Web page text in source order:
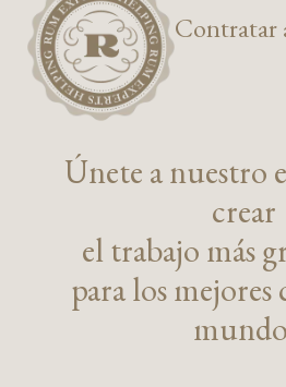
Contratar
Únete a nuestro
crear
el trabajo más
para los mejores